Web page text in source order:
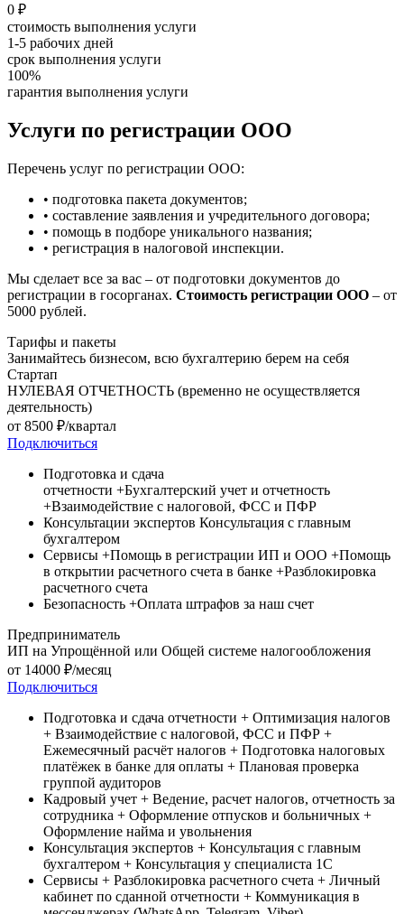
0 ₽
стоимость выполнения услуги
1-5 рабочих дней
срок выполнения услуги
100%
гарантия выполнения услуги
Услуги по регистрации ООО
Перечень услуг по регистрации ООО:
• подготовка пакета документов;
• составление заявления и учредительного договора;
• помощь в подборе уникального названия;
• регистрация в налоговой инспекции.
Мы сделает все за вас – от подготовки документов до
регистрации в госорганах. Стоимость регистрации ООО – от
5000 рублей.
Тарифы и пакеты
Занимайтесь бизнесом, всю бухгалтерию берем на себя
Стартап
НУЛЕВАЯ ОТЧЕТНОСТЬ (временно не осуществляется
деятельность)
от 8500 ₽/квартал
Подключиться
Подготовка и сдача
отчетности +Бухгалтерский учет и отчетность
+Взаимодействие с налоговой, ФСС и ПФР
Консультации экспертов Консультация c главным
бухгалтером
Сервисы +Помощь в регистрации ИП и ООО +Помощь
в открытии расчетного счета в банке +Разблокировка
расчетного счета
Безопасность +Оплата штрафов за наш счет
Предприниматель
ИП на Упрощённой или Общей системе налогообложения
от 14000 ₽/месяц
Подключиться
Подготовка и сдача отчетности + Оптимизация налогов
+ Взаимодействие с налоговой, ФСС и ПФР +
Ежемесячный расчёт налогов + Подготовка налоговых
платёжек в банке для оплаты + Плановая проверка
группой аудиторов
Кадровый учет + Ведение, расчет налогов, отчетность за
сотрудника + Оформление отпусков и больничных +
Оформление найма и увольнения
Консультация экспертов + Консультация c главным
бухгалтером + Консультация у специалиста 1С
Сервисы + Разблокировка расчетного счета + Личный
кабинет по сданной отчетности + Коммуникация в